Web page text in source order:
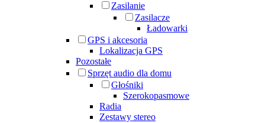
Zasilanie
Zasilacze
Ładowarki
GPS i akcesoria
Lokalizacja GPS
Pozostałe
Sprzęt audio dla domu
Głośniki
Szerokopasmowe
Radia
Zestawy stereo